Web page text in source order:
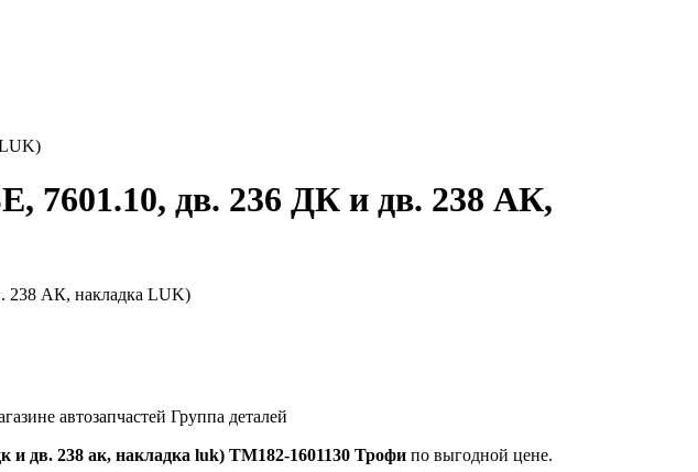
7601.10, дв. 236 ДК и дв. 238 АК,
автозапчастей Группа деталей
и дв. 238 ак, накладка luk) ТМ182-1601130 Трофи по выгодной цене.